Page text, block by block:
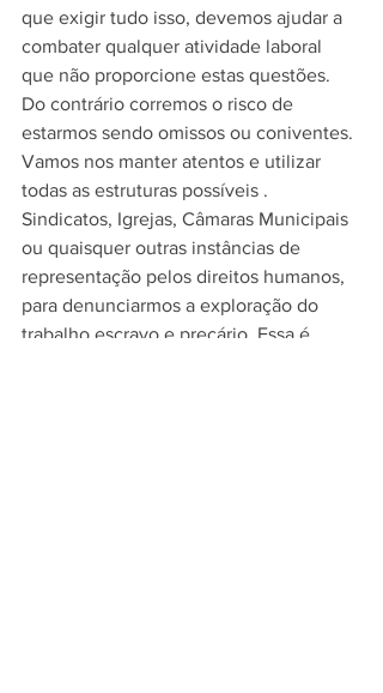
que exigir tudo isso, devemos ajudar a
combater qualquer atividade laboral
que não proporcione estas questões.
Do contrário corremos o risco de
estarmos sendo omissos ou coniventes.
Vamos nos manter atentos e utilizar
todas as estruturas possíveis .
Sindicatos, Igrejas, Câmaras Municipais
ou quaisquer outras instâncias de
representação pelos direitos humanos,
para denunciarmos a exploração do
trabalho escravo e precário. Essa é